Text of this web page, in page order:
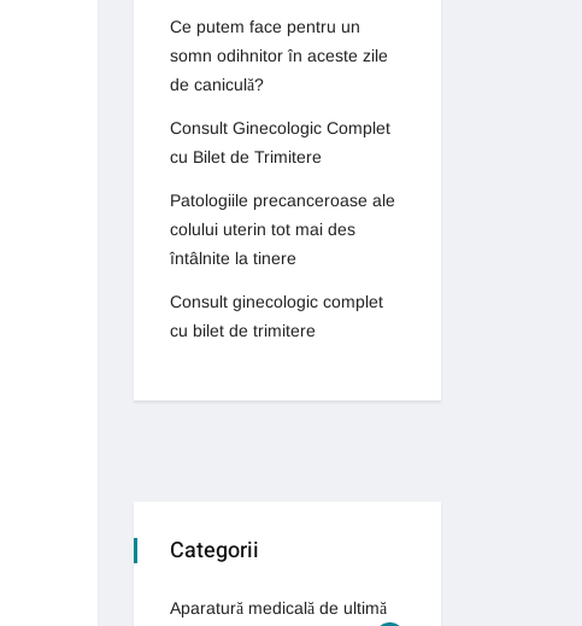
Ce putem face pentru un
somn odihnitor în aceste zile
de caniculă?
Consult Ginecologic Complet
cu Bilet de Trimitere
Patologiile precanceroase ale
colului uterin tot mai des
întâlnite la tinere
Consult ginecologic complet
cu bilet de trimitere
Categorii
Aparatură medicală de ultimă